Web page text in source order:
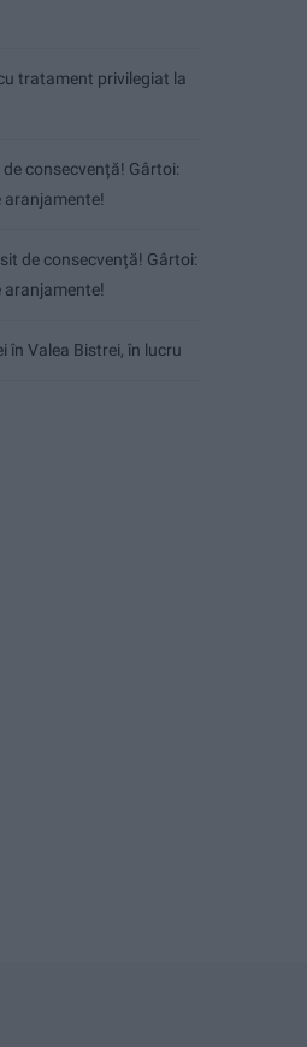
tratament privilegiat la
consecvență! Gârtoi:
aranjamente!
de consecvență! Gârtoi:
aranjamente!
în Valea Bistrei, în lucru